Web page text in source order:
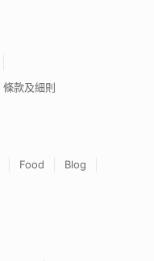
條款及細則
Food
Blog